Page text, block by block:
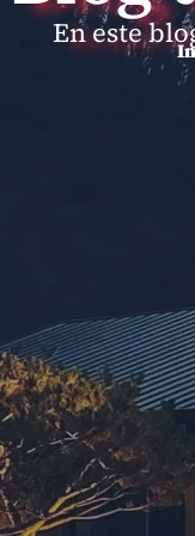
En este